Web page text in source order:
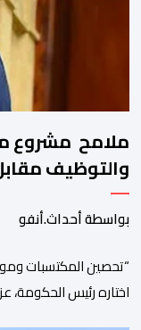
والتوظيف
الاجتماعية
بواسطة أحداث.أنفو
“تحصين المكتسبات
اختاره رئيس الحكومة،